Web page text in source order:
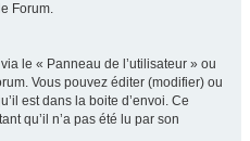
Forum.
le « Panneau de l’utilisateur » ou
Vous pouvez éditer (modifier) ou
est dans la boite d’envoi. Ce
qu’il n’a pas été lu par son